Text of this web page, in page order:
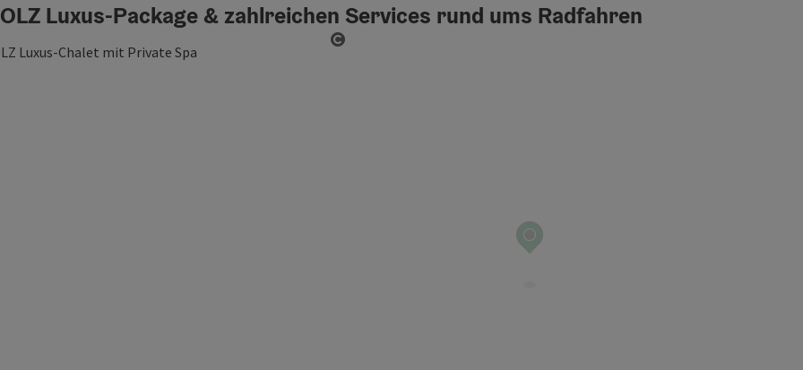
Luxus-Package & zahlreichen Services rund ums Radfahren